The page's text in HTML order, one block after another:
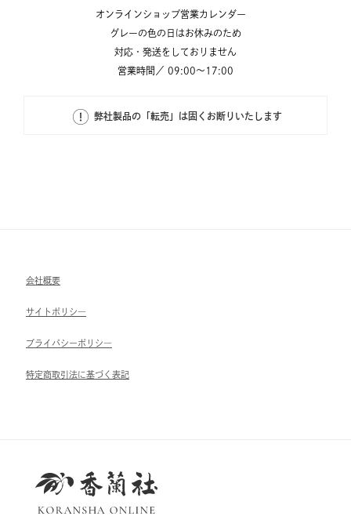
オンラインショップ営業カレンダー
グレーの色の日はお休みのため
対応・発送をしておりません
営業時間／ 09:00～17:00
弊社製品の「転売」は固くお断りいたします
会社概要
サイトポリシ―
ブライパシーポリシ―
特定商取引法に基づく表記